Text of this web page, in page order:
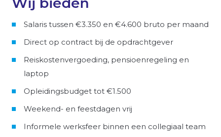
Salaris tussen €3.350 en €4.600 bruto per maand
Direct op contract bij de opdrachtgever
Reiskostenvergoeding, pensioenregeling en
laptop
Opleidingsbudget tot €1.500
Weekend- en feestdagen vrij
Informele werksfeer binnen een collegiaal team